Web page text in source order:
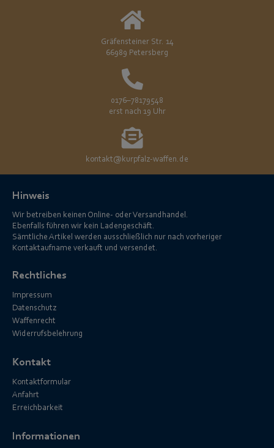
Gräfensteiner Str. 14
66989 Petersberg
0176–78179548
erst nach 19 Uhr
kontakt@kurpfalz-waffen.de
Hinweis
Wir betreiben keinen Online- oder Versandhandel.
Ebenfalls führen wir kein Ladengeschäft.
Sämtliche Artikel werden ausschließlich nur nach vorheriger
Kontaktaufname verkauft und versendet.
Rechtliches
Impressum
Datenschutz
Waffenrecht
Widerrufsbelehrung
Kontakt
Kontaktformular
Anfahrt
Erreichbarkeit
Informationen